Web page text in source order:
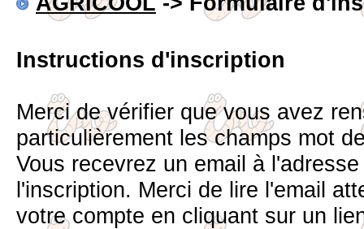
Instructions d'inscription
Merci de vérifier que vous avez
particulièrement les champs mot
Vous recevrez un email à
l'inscription. Merci de lire l'email
votre compte en cliquant sur un